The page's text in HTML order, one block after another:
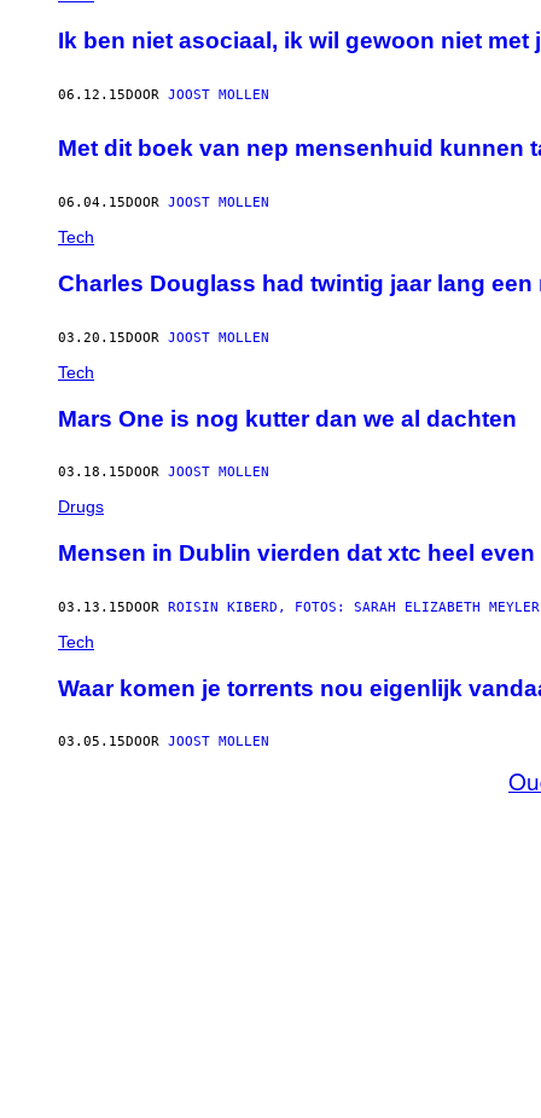
Ik ben niet asociaal, ik wil gewoon niet met
06.12.15DOOR JOOST MOLLEN
Met dit boek van nep mensenhuid kunnen
06.04.15DOOR JOOST MOLLEN
Tech
Charles Douglass had twintig jaar lang
03.20.15DOOR JOOST MOLLEN
Tech
Mars One is nog kutter dan we al dachten
03.18.15DOOR JOOST MOLLEN
Drugs
Mensen in Dublin vierden dat xtc heel even
03.13.15DOOR ROISIN KIBERD, FOTOS: SARAH ELIZABETH MEYLER
Tech
Waar komen je torrents nou eigenlijk
03.05.15DOOR JOOST MOLLEN